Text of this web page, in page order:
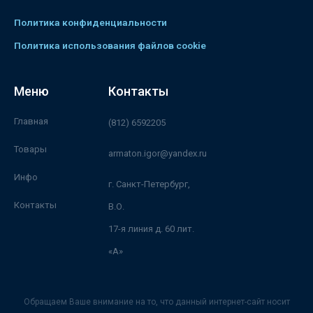
Политика конфиденциальности
Политика использования файлов cookie
Меню
Главная
Товары
Инфо
Контакты
Контакты
(812) 6592205
armaton.igor@yandex.ru
г. Санкт-Петербург,
В.О.
17-я линия д. 60 лит.
«А»
Обращаем Ваше внимание на то, что данный интернет-сайт носит